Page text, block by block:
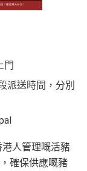
門
派送時間，分別
人管理嘅活豬
確保供應嘅豬